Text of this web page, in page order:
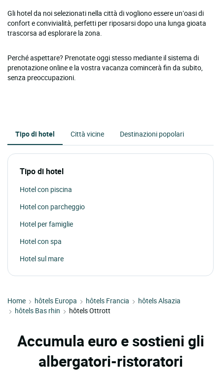
Gli hotel da noi selezionati nella città di vogliono essere un’oasi di
confort e convivialità, perfetti per riposarsi dopo una lunga gioata
trascorsa ad esplorare la zona.
Perché aspettare? Prenotate oggi stesso mediante il sistema di
prenotazione online e la vostra vacanza comincerà fin da subito,
senza preoccupazioni.
Tipo di hotel Città vicine Destinazioni popolari
Tipo di hotel
Hotel con piscina
Hotel con parcheggio
Hotel per famiglie
Hotel con spa
Hotel sul mare
Home hôtels Europa hôtels Francia
hôtels Alsazia
hôtels Bas rhin
hôtels Ottrott
Accumula euro e sostieni gli
albergatori-ristoratori